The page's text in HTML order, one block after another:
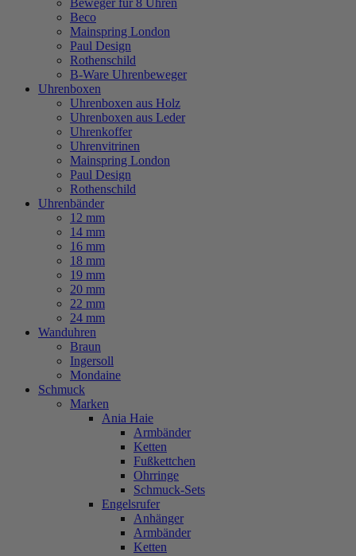
Beweger für 8 Uhren
Beco
Mainspring London
Paul Design
Rothenschild
B-Ware Uhrenbeweger
Uhrenboxen
Uhrenboxen aus Holz
Uhrenboxen aus Leder
Uhrenkoffer
Uhrenvitrinen
Mainspring London
Paul Design
Rothenschild
Uhrenbänder
12 mm
14 mm
16 mm
18 mm
19 mm
20 mm
22 mm
24 mm
Wanduhren
Braun
Ingersoll
Mondaine
Schmuck
Marken
Ania Haie
Armbänder
Ketten
Fußkettchen
Ohrringe
Schmuck-Sets
Engelsrufer
Anhänger
Armbänder
Ketten